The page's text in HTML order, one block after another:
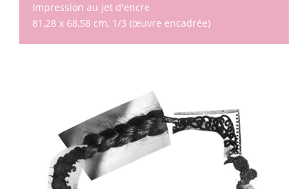
Impression au jet d'encre
81,28 x 68,58 cm, 1/3 (œuvre encadrée)